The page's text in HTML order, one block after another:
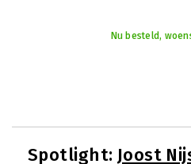
Nu besteld,
Spotlight: Joost